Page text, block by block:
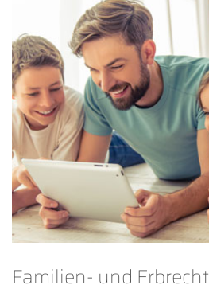
Familien- und Erbrecht